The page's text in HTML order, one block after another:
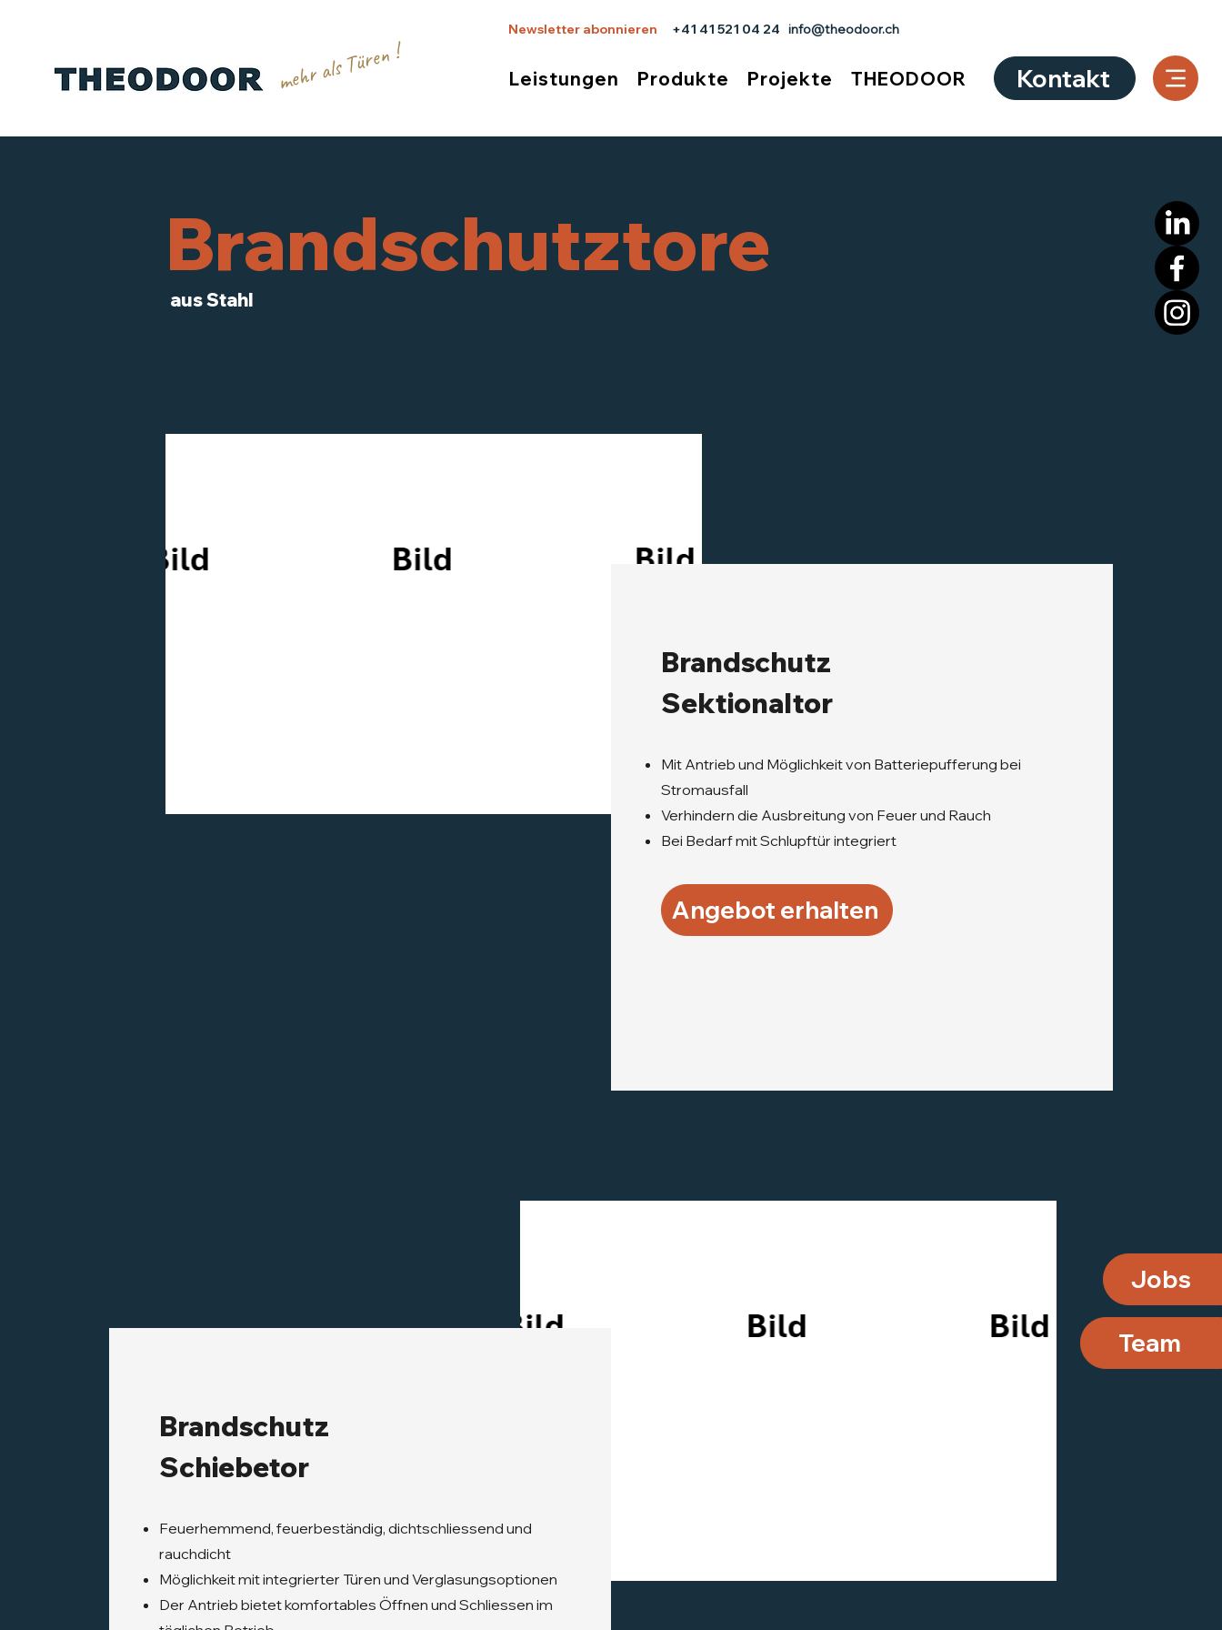
mehr als Türen ! Leistungen Produkte Projekte THEODOOR
Newsletter abonnieren +41 41 521 04 24 info@theodoor.ch
Kontakt
Jobs
Team
Brandschutztore
aus Stahl
Brandschutz
Sektionaltor
Mit Antrieb und Möglichkeit von Batteriepufferung bei
Stromausfall
Verhindern die Ausbreitung von Feuer und Rauch
Bei Bedarf mit Schlupftür integriert
Angebot erhalten
Brandschutz
Schiebetor
Feuerhemmend, feuerbeständig, dichtschliessend und
rauchdicht
Möglichkeit mit integrierter Türen und Verglasungsoptionen
Der Antrieb bietet komfortables Öffnen und Schliessen im